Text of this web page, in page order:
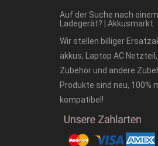
Auf der Suche nach
Ladegerät? | Akkusmarkt
Wir stellen billiger
akkus, Laptop AC
Zubehör und andere
Produkte sind neu, 100%
kompatibel!